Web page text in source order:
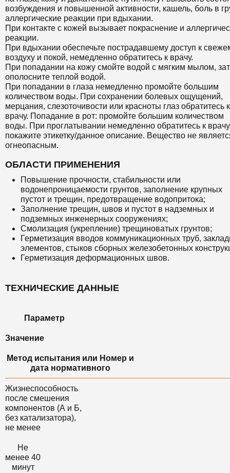
возбуждения и повышенной активности, кашель, боль в
аллергические реакции при вдыхании.
При контакте с кожей вызывает покраснение и
реакции.
При вдыхании обеспечьте пострадавшему доступ к
воздуху и покой, немедленно обратитесь к врачу.
При попадании на кожу смойте водой с мягким мылом,
ополосните теплой водой.
При попадании в глаза немедленно промойте большим
количеством воды. При сохранении болевых ощущений,
мерцания, слезоточивости или красноты глаз обратитесь к
врачу. Попадание в рот: промойте большим количеством
воды. При проглатывании немедленно обратитесь к
покажите этикетку/данное описание. Вещество не
огнеопасным.
ОБЛАСТИ ПРИМЕНЕНИЯ
Повышение прочности, стабильности или
водонепроницаемости грунтов, заполнение крупных
пустот и трещин, предотвращение водопритока;
Заполнение трещин, швов и пустот в надземных и
подземных инженерных сооружениях;
Смолизация (укрепление) трещиноватых грунтов;
Герметизация вводов коммуникационных труб,
элементов, стыков сборных железобетонных
Герметизация деформационных швов.
ТЕХНИЧЕСКИЕ ДАННЫЕ
Параметр
Значение
Метод испытания или Номер и
дата нормативного
Жизнеспособность
после смешения
компонентов (А и Б,
без катализатора),
не менее
Не
менее 40
минут